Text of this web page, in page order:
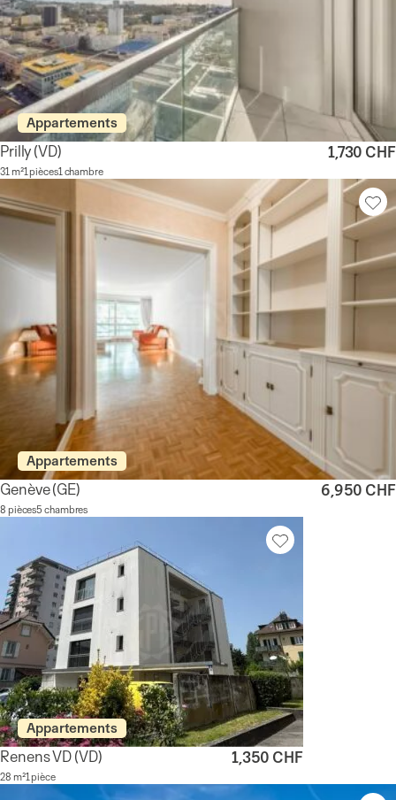
Appartements
Prilly(VD)
31 m²1 pièces1 chambre
1,730 CHF
Appartements
Genève(GE)
8 pièces5 chambres
6,950 CHF
Appartements
Renens VD(VD)
28 m²1 pièce
1,350 CHF